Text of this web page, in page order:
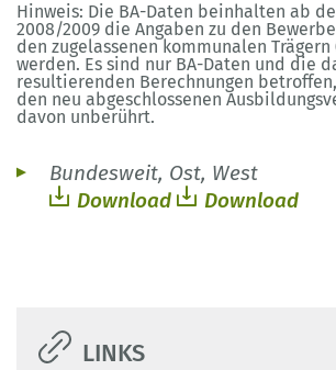
Hinweis: Die BA-Daten beinhalten ab
2008/2009 die Angaben zu den
den zugelassenen kommunalen Trägern
werden. Es sind nur BA-Daten und die
resultierenden Berechnungen
den neu abgeschlossenen
davon unberührt.
Bundesweit, Ost, West
Download
Download
LINKS